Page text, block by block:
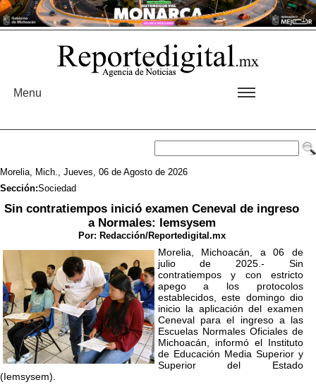
Menu
Morelia, Mich., Jueves, 06 de Agosto de 2026
Sección:Sociedad
Sin contratiempos inició examen Ceneval de ingreso
a Normales: Iemsysem
Por: Redacción/Reportedigital.mx
Morelia, Michoacán, a 06 de
julio de 2025.- Sin
contratiempos y con estricto
apego a los protocolos
establecidos, este domingo dio
inicio la aplicación del examen
Ceneval para el ingreso a las
Escuelas Normales Oficiales de
Michoacán, informó el Instituto
de Educación Media Superior y
Superior del Estado
(Iemsysem).